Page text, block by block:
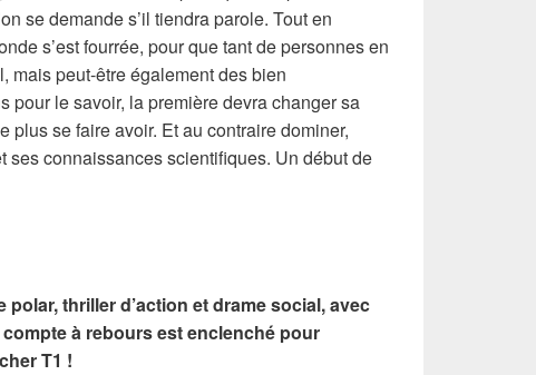
se demande s’il tiendra parole. Tout en
s’est fourrée, pour que tant de personnes en
mais peut-être également des bien
le savoir, la première devra changer sa
plus se faire avoir. Et au contraire dominer,
ses connaissances scientifiques. Un début de
thriller d’action et drame social, avec
à rebours est enclenché pour
T1 !